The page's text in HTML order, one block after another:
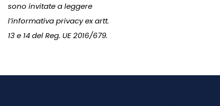
sono invitate a leggere
l’informativa privacy ex artt.
13 e 14 del Reg. UE 2016/679.